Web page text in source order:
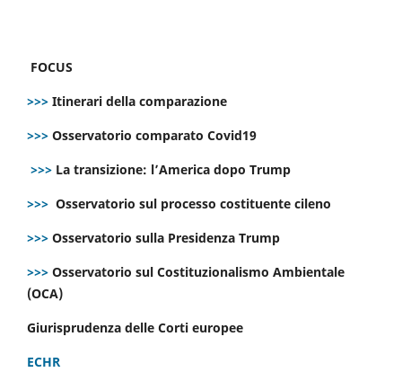
FOCUS
>>> Itinerari della comparazione
>>> Osservatorio comparato Covid19
>>> La transizione: l’America dopo Trump
>>> Osservatorio sul processo costituente cileno
>>> Osservatorio sulla Presidenza Trump
>>> Osservatorio sul Costituzionalismo Ambientale
(OCA)
Giurisprudenza delle Corti europee
ECHR